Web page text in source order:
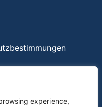
experience,